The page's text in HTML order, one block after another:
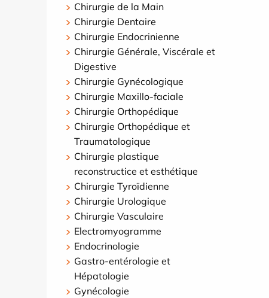
Chirurgie de la Main
Chirurgie Dentaire
Chirurgie Endocrinienne
Chirurgie Générale, Viscérale et
Digestive
Chirurgie Gynécologique
Chirurgie Maxillo-faciale
Chirurgie Orthopédique
Chirurgie Orthopédique et
Traumatologique
Chirurgie plastique
reconstructice et esthétique
Chirurgie Tyroïdienne
Chirurgie Urologique
Chirurgie Vasculaire
Electromyogramme
Endocrinologie
Gastro-entérologie et
Hépatologie
Gynécologie